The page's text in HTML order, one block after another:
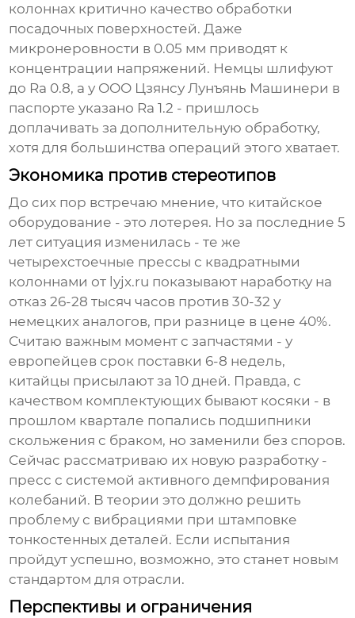
колоннах критично качество обработки
посадочных поверхностей. Даже
микронеровности в 0.05 мм приводят к
концентрации напряжений. Немцы шлифуют
до Ra 0.8, а у ООО Цзянсу Лунъянь Машинери в
паспорте указано Ra 1.2 - пришлось
доплачивать за дополнительную обработку,
хотя для большинства операций этого хватает.
Экономика против стереотипов
До сих пор встречаю мнение, что китайское
оборудование - это лотерея. Но за последние 5
лет ситуация изменилась - те же
четырехстоечные прессы с квадратными
колоннами от lyjx.ru показывают наработку на
отказ 26-28 тысяч часов против 30-32 у
немецких аналогов, при разнице в цене 40%.
Считаю важным момент с запчастями - у
европейцев срок поставки 6-8 недель,
китайцы присылают за 10 дней. Правда, с
качеством комплектующих бывают косяки - в
прошлом квартале попались подшипники
скольжения с браком, но заменили без споров.
Сейчас рассматриваю их новую разработку -
пресс с системой активного демпфирования
колебаний. В теории это должно решить
проблему с вибрациями при штамповке
тонкостенных деталей. Если испытания
пройдут успешно, возможно, это станет новым
стандартом для отрасли.
Перспективы и ограничения